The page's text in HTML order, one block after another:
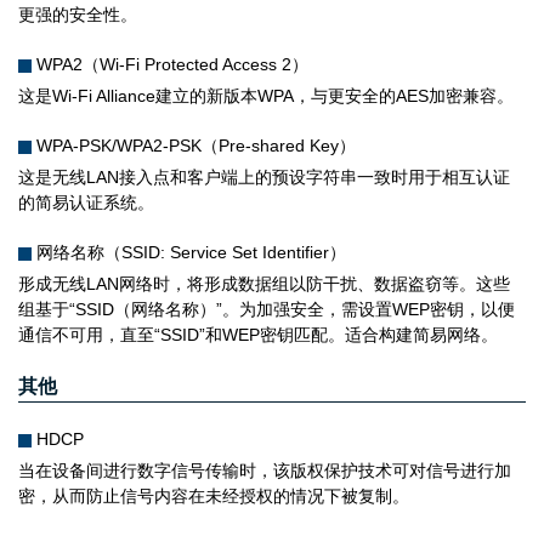
更强的安全性。
WPA2（Wi-Fi Protected Access 2）
这是Wi-Fi Alliance建立的新版本WPA，与更安全的AES加密兼容。
WPA-PSK/WPA2-PSK（Pre-shared Key）
这是无线LAN接入点和客户端上的预设字符串一致时用于相互认证
的简易认证系统。
网络名称（SSID: Service Set Identifier）
形成无线LAN网络时，将形成数据组以防干扰、数据盗窃等。这些
组基于“SSID（网络名称）”。为加强安全，需设置WEP密钥，以便
通信不可用，直至“SSID”和WEP密钥匹配。适合构建简易网络。
其他
HDCP
当在设备间进行数字信号传输时，该版权保护技术可对信号进行加
密，从而防止信号内容在未经授权的情况下被复制。